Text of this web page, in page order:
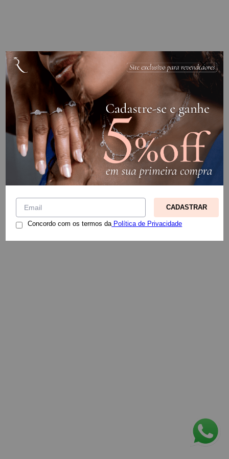
CADASTRAR
Concordo com os termos da Política de Privacidade